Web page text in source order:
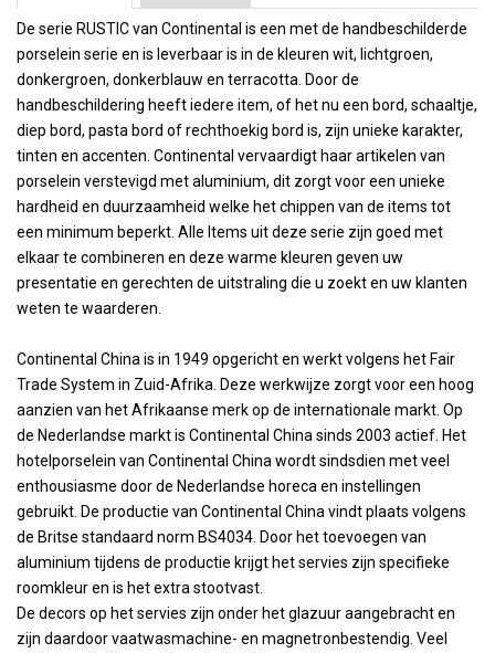
De serie RUSTIC van Continental is een met de handbeschilderde
porselein serie en is leverbaar is in de kleuren wit, lichtgroen,
donkergroen, donkerblauw en terracotta. Door de
handbeschildering heeft iedere item, of het nu een bord, schaaltje,
diep bord, pasta bord of rechthoekig bord is, zijn unieke karakter,
tinten en accenten. Continental vervaardigt haar artikelen van
porselein verstevigd met aluminium, dit zorgt voor een unieke
hardheid en duurzaamheid welke het chippen van de items tot
een minimum beperkt. Alle Items uit deze serie zijn goed met
elkaar te combineren en deze warme kleuren geven uw
presentatie en gerechten de uitstraling die u zoekt en uw klanten
weten te waarderen.
Continental China is in 1949 opgericht en werkt volgens het Fair
Trade System in Zuid-Afrika. Deze werkwijze zorgt voor een hoog
aanzien van het Afrikaanse merk op de internationale markt. Op
de Nederlandse markt is Continental China sinds 2003 actief. Het
hotelporselein van Continental China wordt sindsdien met veel
enthousiasme door de Nederlandse horeca en instellingen
gebruikt. De productie van Continental China vindt plaats volgens
de Britse standaard norm BS4034. Door het toevoegen van
aluminium tijdens de productie krijgt het servies zijn specifieke
roomkleur en is het extra stootvast.
De decors op het servies zijn onder het glazuur aangebracht en
zijn daardoor vaatwasmachine- en magnetronbestendig. Veel